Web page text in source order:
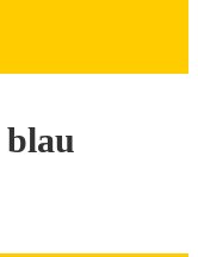
blau